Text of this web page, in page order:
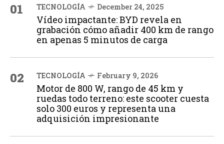
01 TECNOLOGÍA December 24, 2025
Vídeo impactante: BYD revela en
grabación cómo añadir 400 km de rango
en apenas 5 minutos de carga
02 TECNOLOGÍA February 9, 2026
Motor de 800 W, rango de 45 km y
ruedas todo terreno: este scooter cuesta
solo 300 euros y representa una
adquisición impresionante